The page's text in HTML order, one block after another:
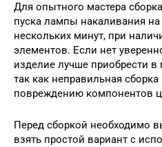
Для опытного мастера
пуска лампы накаливания
нескольких минут, при
элементов. Если нет
изделие лучше приобрести в
так как неправильная
повреждению компонентов
Перед сборкой необходимо
взять простой вариант с